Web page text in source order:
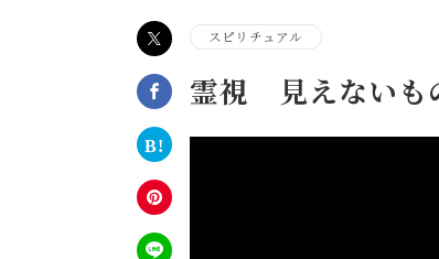
スピリチュアル
霊視 見えないも